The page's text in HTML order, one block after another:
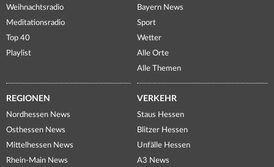
Weihnachtsradio
Meditationsradio
Top 40
Playlist
Bayern News
Sport
Wetter
Alle Orte
Alle Themen
REGIONEN
Nordhessen News
Osthessen News
Mittelhessen News
Rhein-Main News
VERKEHR
Staus Hessen
Blitzer Hessen
Unfälle Hessen
A3 News